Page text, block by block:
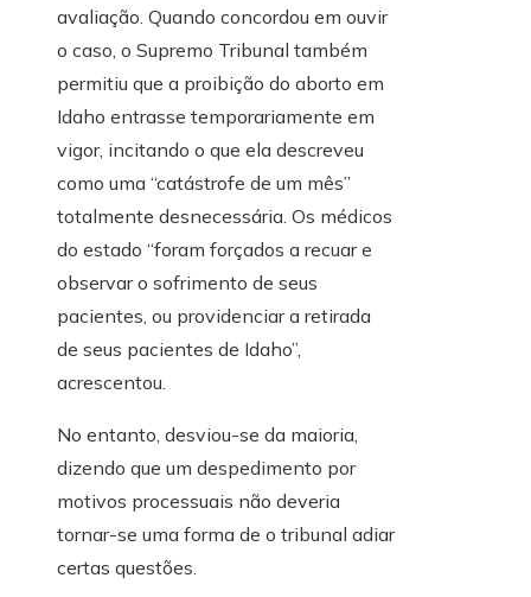
avaliação. Quando concordou em ouvir
o caso, o Supremo Tribunal também
permitiu que a proibição do aborto em
Idaho entrasse temporariamente em
vigor, incitando o que ela descreveu
como uma “catástrofe de um mês”
totalmente desnecessária. Os médicos
do estado “foram forçados a recuar e
observar o sofrimento de seus
pacientes, ou providenciar a retirada
de seus pacientes de Idaho”,
acrescentou.
No entanto, desviou-se da maioria,
dizendo que um despedimento por
motivos processuais não deveria
tornar-se uma forma de o tribunal adiar
certas questões.